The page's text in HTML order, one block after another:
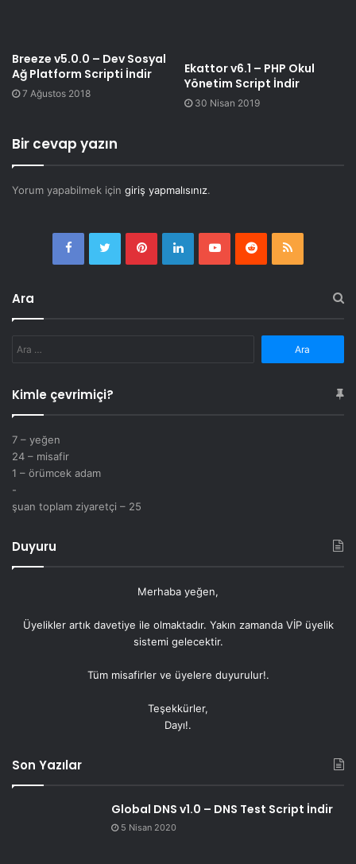
Breeze v5.0.0 – Dev Sosyal
Ağ Platform Scripti İndir
7 Ağustos 2018
Ekattor v6.1 – PHP Okul
Yönetim Script İndir
30 Nisan 2019
Bir cevap yazın
Yorum yapabilmek için giriş yapmalısınız.
FacebookTwitterPinterestLinkedInYouTubeRedditRSS
Ara
Kimle çevrimiçi?
7 – yeğen
24 – misafir
1 – örümcek adam
-
şuan toplam ziyaretçi – 25
Duyuru
Merhaba yeğen,
Üyelikler artık davetiye ile olmaktadır. Yakın zamanda VİP üyelik
sistemi gelecektir.
Tüm misafirler ve üyelere duyurulur!.
Teşekkürler,
Dayı!.
Son Yazılar
Global DNS v1.0 – DNS Test Script İndir
5 Nisan 2020